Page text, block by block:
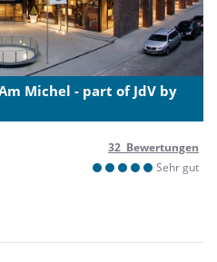
Michel - part of JdV by
32 Bewertungen
Sehr gut